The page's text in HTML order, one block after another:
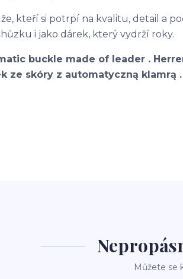
kteří si potrpí na kvalitu, detail a
i jako dárek, který vydrží roky.
buckle made of leader .
ze skóry z automatyczną klamrą
Můžete se